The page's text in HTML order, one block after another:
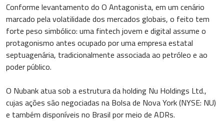
Conforme levantamento do O Antagonista, em um cenário
marcado pela volatilidade dos mercados globais, o feito tem
forte peso simbólico: uma fintech jovem e digital assume o
protagonismo antes ocupado por uma empresa estatal
septuagenária, tradicionalmente associada ao petróleo e ao
poder público.
O Nubank atua sob a estrutura da holding Nu Holdings Ltd.,
cujas ações são negociadas na Bolsa de Nova York (NYSE: NU)
e também disponíveis no Brasil por meio de ADRs.